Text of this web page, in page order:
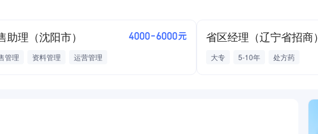
助理（沈阳市） 4000-6000元
管理 资料管理 运营管理
省区经理（辽宁省招商）
大专 5-10年 处方药